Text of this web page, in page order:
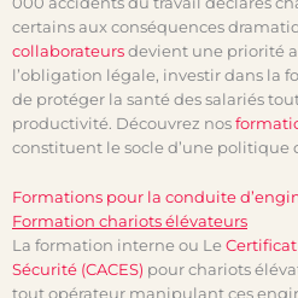
certains aux conséquences
collaborateurs devient une priorité
l’obligation légale, investir dans la
de protéger la santé des salariés
productivité. Découvrez nos
constituent le socle d’une politique
Formations pour la conduite
Formation chariots élévateurs
La formation interne ou Le
Sécurité (CACES) pour chariots
tout opérateur manipulant ces